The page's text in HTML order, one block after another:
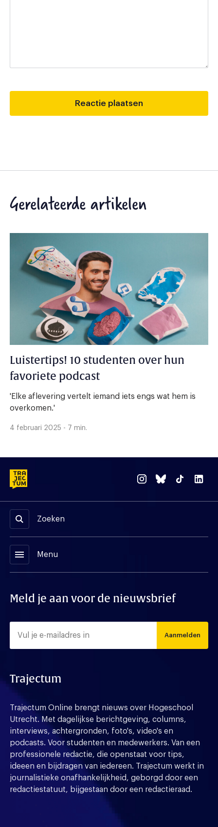
Gerelateerde artikelen
Luistertips! 10 studenten over hun
favoriete podcast
'Elke aflevering vertelt iemand iets engs wat hem is
overkomen.'
4 februari 2025 - 7 min.
Zoeken
menu Menu
Meld je aan voor de nieuwsbrief
Aanmelden
Trajectum
Trajectum Online brengt nieuws over Hogeschool
Utrecht. Met dagelijkse berichtgeving, columns,
interviews, achtergronden, foto's, video's en
podcasts. Voor studenten en medewerkers. Van een
professionele redactie, die openstaat voor tips,
ideeen en bijdragen van iedereen. Trajectum werkt in
journalistieke onafhankelijkheid, geborgd door een
redactiestatuut, bijgestaan door een redactieraad.